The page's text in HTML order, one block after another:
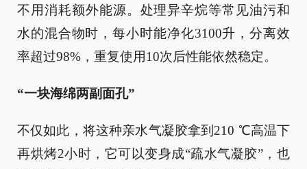
不用消耗额外能源。处理异辛烷等常见油污和
水的混合物时，每小时能净化3100升，分离效
率超过98%，重复使用10次后性能依然稳定。
“一块海绵两副面孔”
不仅如此，将这种亲水气凝胶拿到210 ℃高温下
再烘烤2小时，它可以变身成“疏水气凝胶”，也